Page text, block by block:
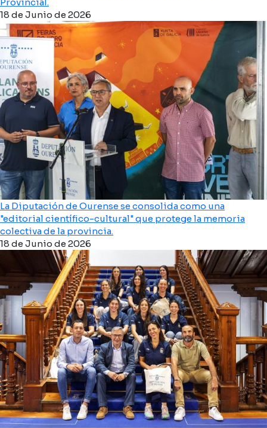
18 de Junio de 2026
La Diputación de Ourense se consolida como una
"editorial científico-cultural" que protege la memoria
colectiva de la provincia.
18 de Junio de 2026